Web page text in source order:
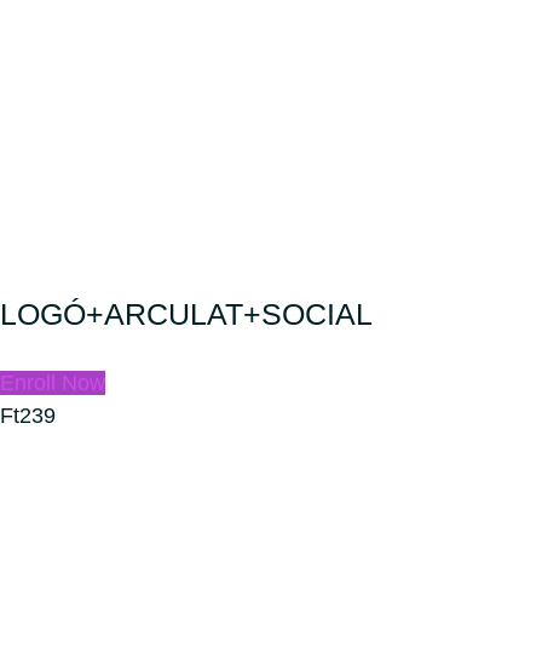
LOGÓ+ARCULAT+SOCIAL
Enroll Now
Ft239